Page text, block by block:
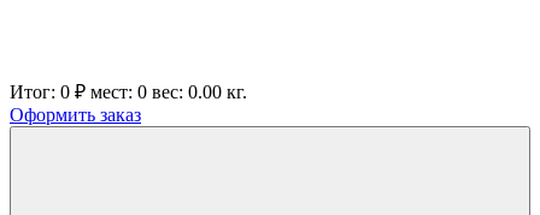
Итог: 0 ₽ мест: 0 вес: 0.00 кг.
Оформить заказ